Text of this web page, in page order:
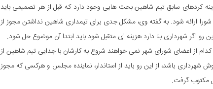
کردهای سابق تیم شاهین بحث هایی وجود دارد که قبل از هر تصمیمی باید
ارائه شود. به گفته وی، مشکل جدی برای تیمداری شاهین نداشتن مجوز از
رو اگر شهرداری بنا دارد هزینه ای متقبل شود باید ابتدا آن موضوع حل شود.
از اعضای شورای شهر نمی خواهند شروع به کارشان با جدایی تیم شاهین از
شهرداری باشد، از این رو باید از استاندار، نماینده مجلس و هرکسی که مجوز
مکتوب گرفت.